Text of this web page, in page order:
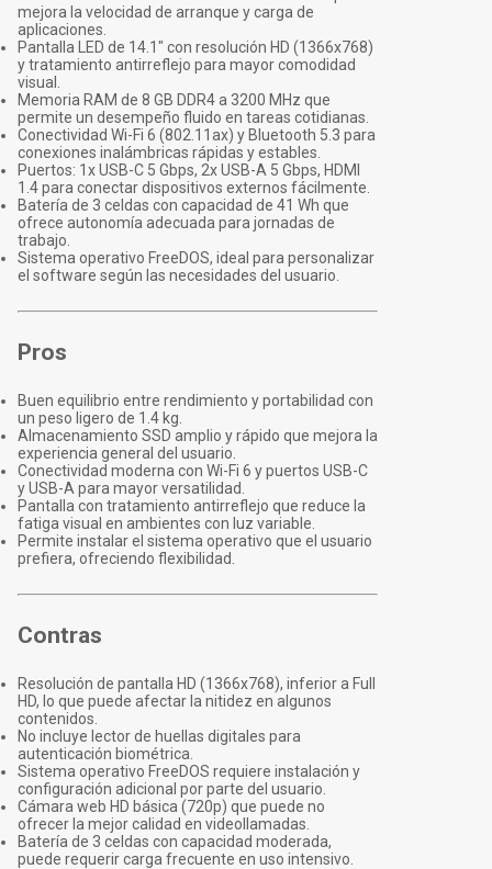
mejora la velocidad de arranque y carga de
aplicaciones.
Pantalla LED de 14.1" con resolución HD (1366x768)
y tratamiento antirreflejo para mayor comodidad
visual.
Memoria RAM de 8 GB DDR4 a 3200 MHz que
permite un desempeño fluido en tareas cotidianas.
Conectividad Wi-Fi 6 (802.11ax) y Bluetooth 5.3 para
conexiones inalámbricas rápidas y estables.
Puertos: 1x USB-C 5 Gbps, 2x USB-A 5 Gbps, HDMI
1.4 para conectar dispositivos externos fácilmente.
Batería de 3 celdas con capacidad de 41 Wh que
ofrece autonomía adecuada para jornadas de
trabajo.
Sistema operativo FreeDOS, ideal para personalizar
el software según las necesidades del usuario.
Pros
Buen equilibrio entre rendimiento y portabilidad con
un peso ligero de 1.4 kg.
Almacenamiento SSD amplio y rápido que mejora la
experiencia general del usuario.
Conectividad moderna con Wi-Fi 6 y puertos USB-C
y USB-A para mayor versatilidad.
Pantalla con tratamiento antirreflejo que reduce la
fatiga visual en ambientes con luz variable.
Permite instalar el sistema operativo que el usuario
prefiera, ofreciendo flexibilidad.
Contras
Resolución de pantalla HD (1366x768), inferior a Full
HD, lo que puede afectar la nitidez en algunos
contenidos.
No incluye lector de huellas digitales para
autenticación biométrica.
Sistema operativo FreeDOS requiere instalación y
configuración adicional por parte del usuario.
Cámara web HD básica (720p) que puede no
ofrecer la mejor calidad en videollamadas.
Batería de 3 celdas con capacidad moderada,
puede requerir carga frecuente en uso intensivo.